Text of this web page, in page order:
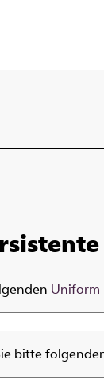
Uniform
bitte